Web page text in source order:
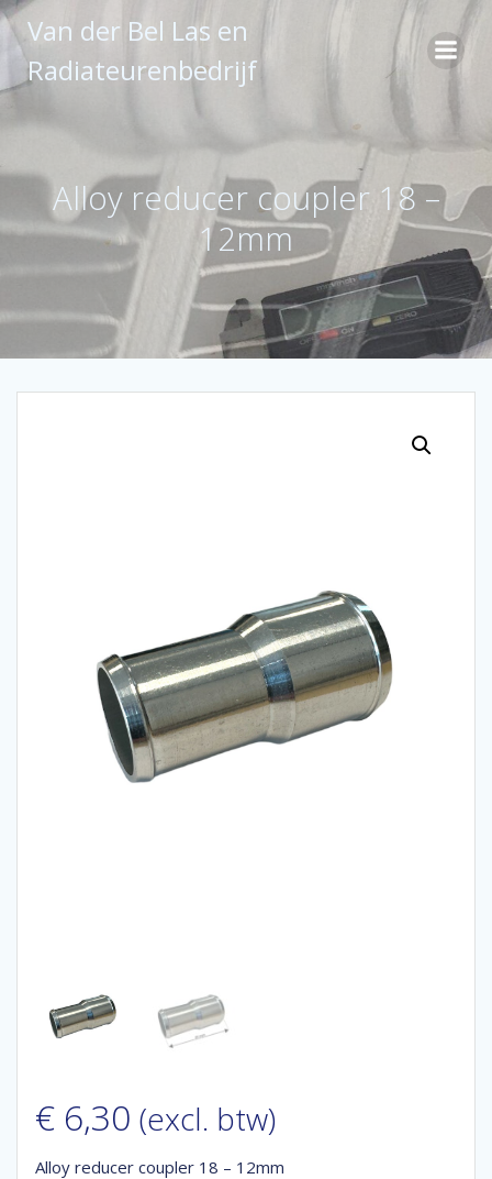
Ga
naar
inhoud
Van der Bel Las en
Radiateurenbedrijf
Alloy reducer coupler 18 –
12mm
€ 6,30 (excl. btw)
Alloy reducer coupler 18 – 12mm